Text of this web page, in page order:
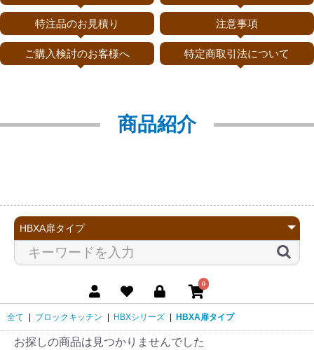
特注品のお見積り 注意事項
ご購入検討のお客様へ 特定商取引法について
商品紹介
0
全て ブロックキッチン HBXシリーズ HBXA扉タイプ
お探しの商品は見つかりませんでした